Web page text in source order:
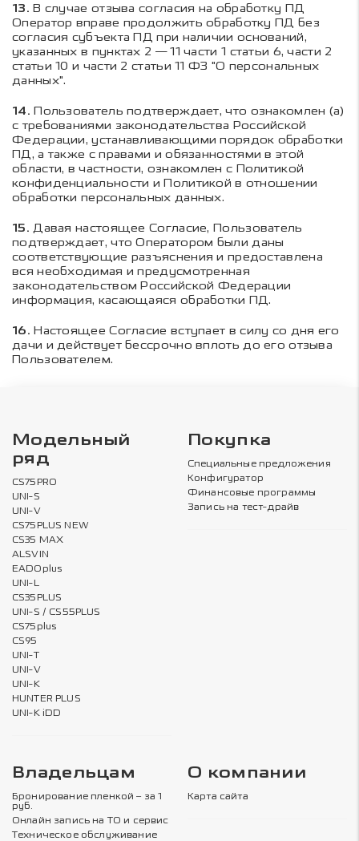
13. В случае отзыва согласия на обработку ПД
Оператор вправе продолжить обработку ПД без
согласия субъекта ПД при наличии оснований,
указанных в пунктах 2 — 11 части 1 статьи 6, части 2
статьи 10 и части 2 статьи 11 ФЗ "О персональных
данных".
14. Пользователь подтверждает, что ознакомлен (а)
с требованиями законодательства Российской
Федерации, устанавливающими порядок обработки
ПД, а также с правами и обязанностями в этой
области, в частности, ознакомлен с Политикой
конфиденциальности и Политикой в отношении
обработки персональных данных.
15. Давая настоящее Согласие, Пользователь
подтверждает, что Оператором были даны
соответствующие разъяснения и предоставлена
вся необходимая и предусмотренная
законодательством Российской Федерации
информация, касающаяся обработки ПД.
16. Настоящее Согласие вступает в силу со дня его
дачи и действует бессрочно вплоть до его отзыва
Пользователем.
Модельный
ряд
CS75PRO
UNI-S
UNI-V
CS75PLUS NEW
CS35 MAX
ALSVIN
EADOplus
UNI-L
CS35PLUS
UNI-S / CS55PLUS
CS75plus
CS95
UNI-T
UNI-V
UNI-K
HUNTER PLUS
UNI-K iDD
Покупка
Специальные предложения
Конфигуратор
Финансовые программы
Запись на тест-драйв
Владельцам
Бронирование пленкой – за 1
руб.
Онлайн запись на ТО и сервис
Техническое обслуживание
О компании
Карта сайта